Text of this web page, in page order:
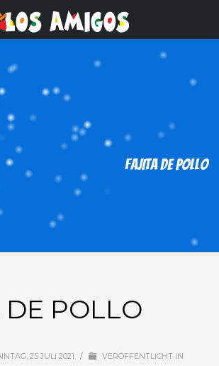
FAJITA DE POLLO
DE POLLO
25 JULI 2021 /
VERÖFFENTLICHT IN